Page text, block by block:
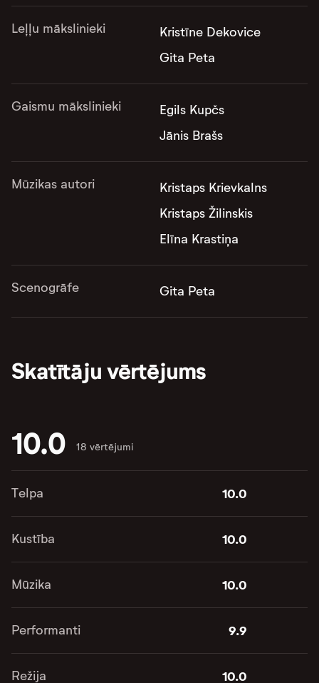
Leļļu mākslinieki
Kristīne Dekovice
Gita Peta
Gaismu mākslinieki
Egils Kupčs
Jānis Brašs
Mūzikas autori
Kristaps Krievkalns
Kristaps Žilinskis
Elīna Krastiņa
Scenogrāfe Gita Peta
Skatītāju vērtējums
10.0 18 vērtējumi
Telpa 10.0
Kustība 10.0
Mūzika 10.0
Performanti 9.9
Režija 10.0